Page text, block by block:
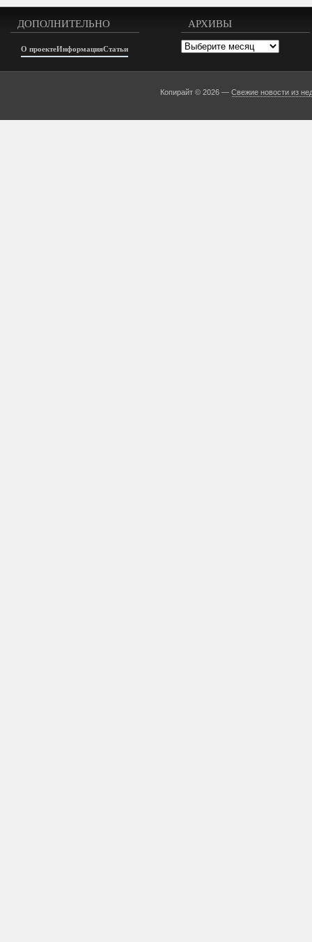
ДОПОЛНИТЕЛЬНО
О проектеИнформацияСтатьи
АРХИВЫ
Архивы
Копирайт © 2026 —Свежие новости из